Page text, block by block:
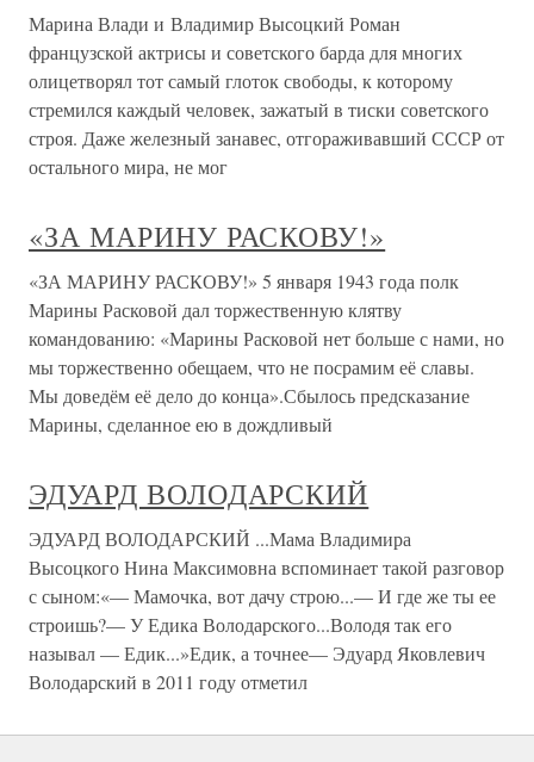
Марина Влади и Владимир Высоцкий Роман
французской актрисы и советского барда для многих
олицетворял тот самый глоток свободы, к которому
стремился каждый человек, зажатый в тиски советского
строя. Даже железный занавес, отгораживавший СССР от
остального мира, не мог
«ЗА МАРИНУ РАСКОВУ!»
«ЗА МАРИНУ РАСКОВУ!» 5 января 1943 года полк
Марины Расковой дал торжественную клятву
командованию: «Марины Расковой нет больше с нами, но
мы торжественно обещаем, что не посрамим её славы.
Мы доведём её дело до конца».Сбылось предсказание
Марины, сделанное ею в дождливый
ЭДУАРД ВОЛОДАРСКИЙ
ЭДУАРД ВОЛОДАРСКИЙ ...Мама Владимира
Высоцкого Нина Максимовна вспоминает такой разговор
с сыном:«— Мамочка, вот дачу строю...— И где же ты ее
строишь?— У Едика Володарского...Володя так его
называл — Едик...»Едик, а точнее— Эдуард Яковлевич
Володарский в 2011 году отметил